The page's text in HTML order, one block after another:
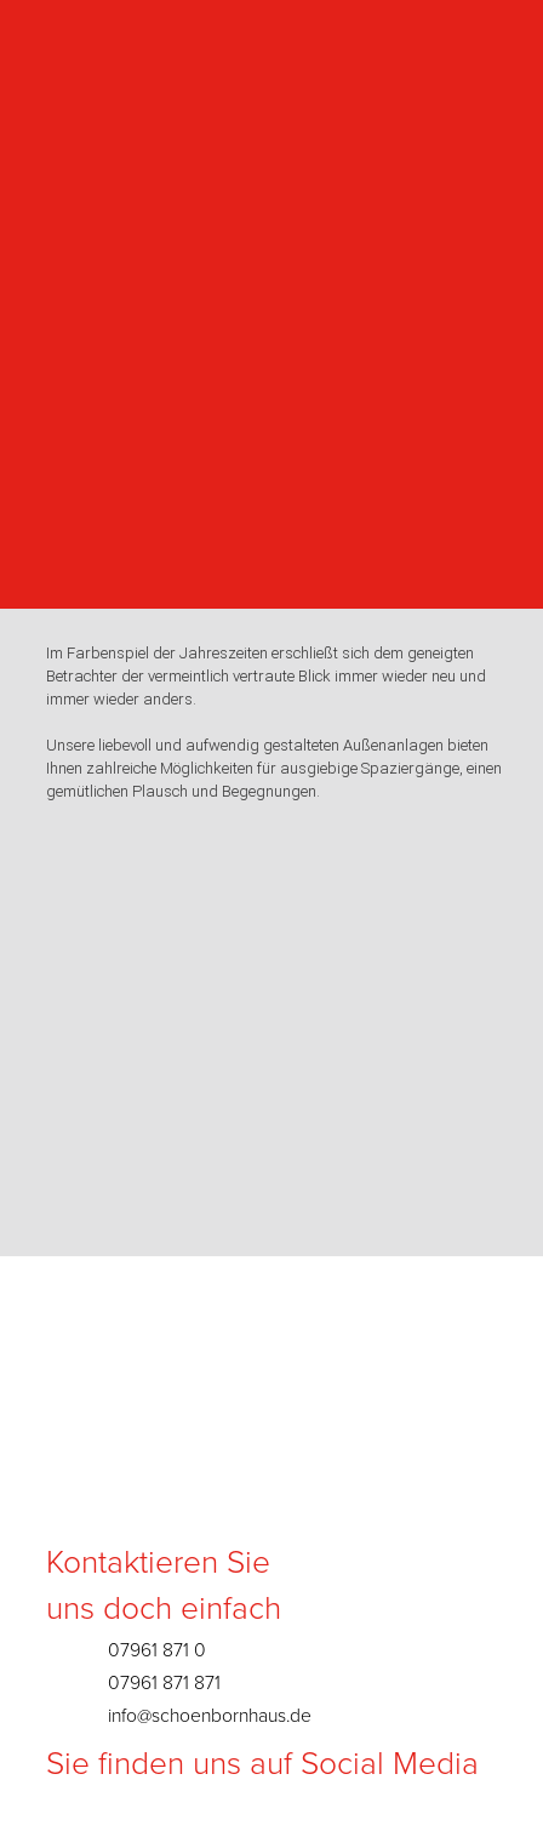
Im Farbenspiel der Jahreszeiten erschließt sich dem geneigten
Betrachter der vermeintlich vertraute Blick immer wieder neu und
immer wieder anders.
Unsere liebevoll und aufwendig gestalteten Außenanlagen bieten
Ihnen zahlreiche Möglichkeiten für ausgiebige Spaziergänge, einen
gemütlichen Plausch und Begegnungen.
Kontaktieren Sie
uns doch einfach
07961 871 0
07961 871 871
info@schoenbornhaus.de
Sie finden uns auf Social Media